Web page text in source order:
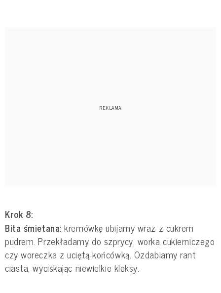
Krok 8:
Bita śmietana: kremówkę ubijamy wraz z cukrem
pudrem. Przekładamy do szprycy, worka cukierniczego
czy woreczka z uciętą końcówką. Ozdabiamy rant
ciasta, wyciskając niewielkie kleksy.